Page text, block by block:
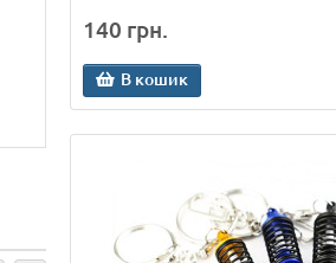
140 грн.
В кошик